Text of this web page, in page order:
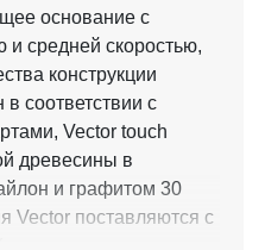
основание с
и средней скоростью,
конструкции
соответствии с
Vector touch
древесины в
и графитом 30
Vector поставляются с